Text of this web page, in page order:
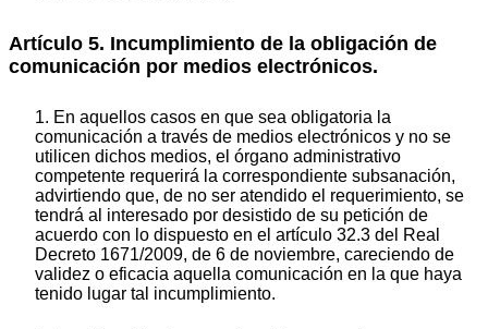
Artículo 5. Incumplimiento de la obligación de
comunicación por medios electrónicos.
1. En aquellos casos en que sea obligatoria la
comunicación a través de medios electrónicos y no se
utilicen dichos medios, el órgano administrativo
competente requerirá la correspondiente subsanación,
advirtiendo que, de no ser atendido el requerimiento, se
tendrá al interesado por desistido de su petición de
acuerdo con lo dispuesto en el artículo 32.3 del Real
Decreto 1671/2009, de 6 de noviembre, careciendo de
validez o eficacia aquella comunicación en la que haya
tenido lugar tal incumplimiento.